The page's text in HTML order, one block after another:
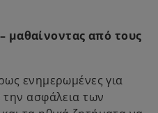
από τους
ενημερωμένες για
την ασφάλεια των